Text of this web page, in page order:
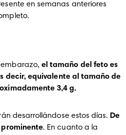
en semanas anteriores
el tamaño del feto es
decir, equivalente al tamaño de
3,4 g.
desarrollándose estos días. De
prominente. En cuanto a la